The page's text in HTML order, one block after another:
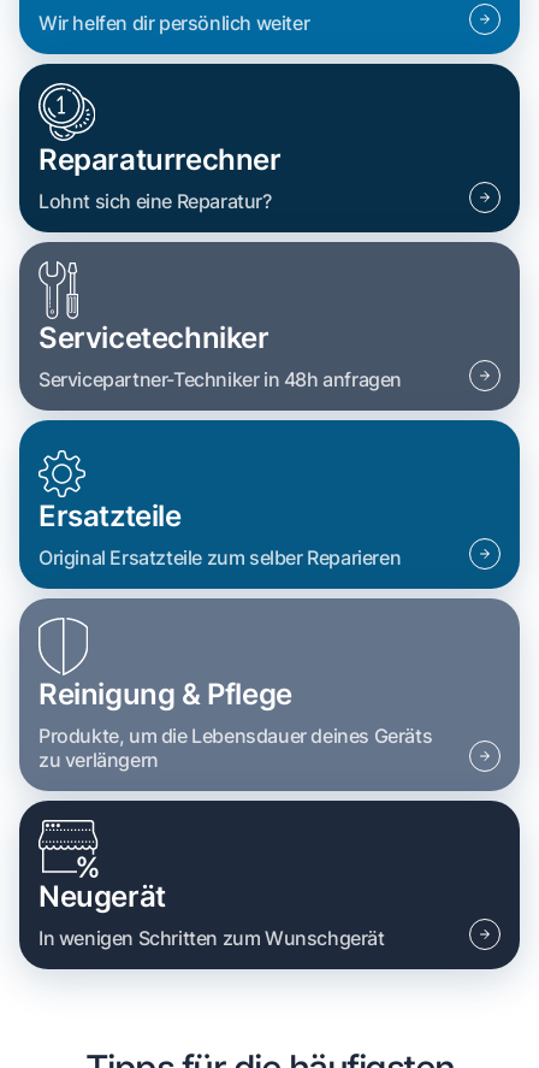
Wir helfen dir persönlich weiter
Reparaturrechner
Lohnt sich eine Reparatur?
Servicetechniker
Servicepartner-Techniker in 48h anfragen
Ersatzteile
Original Ersatzteile zum selber Reparieren
Reinigung & Pflege
Produkte, um die Lebensdauer deines Geräts
zu verlängern
Neugerät
In wenigen Schritten zum Wunschgerät